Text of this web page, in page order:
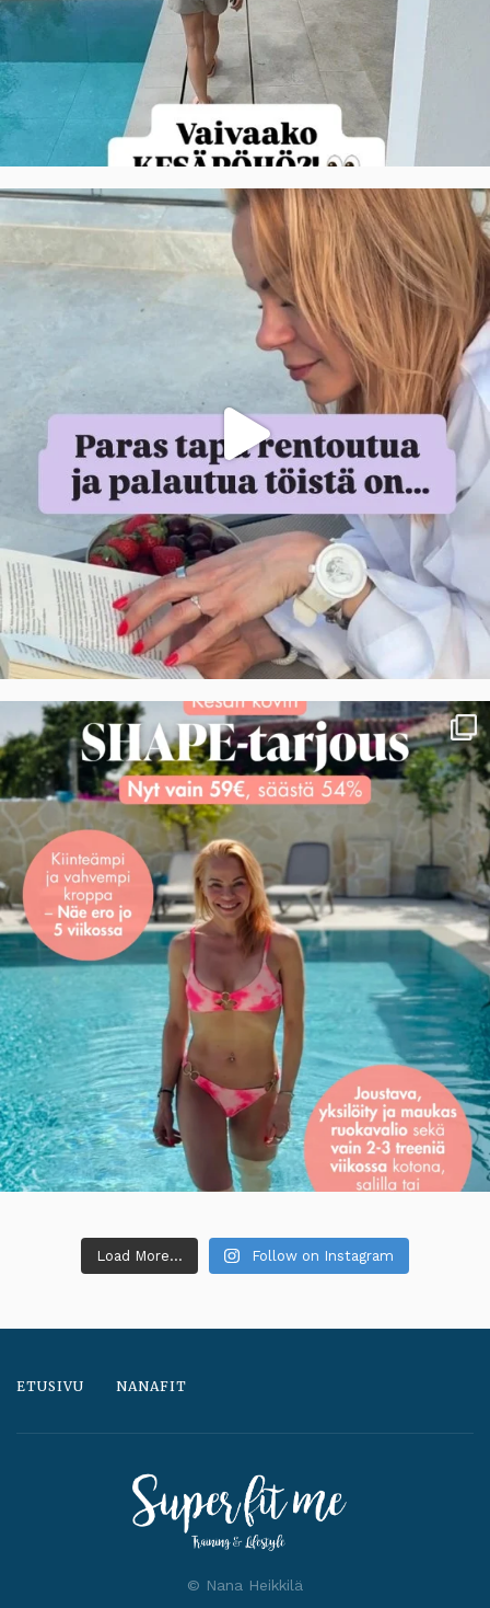
Load More... Follow on Instagram
ETUSIVU NANAFIT
© Nana Heikkilä